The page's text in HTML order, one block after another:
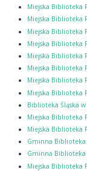
Miejska Biblioteka
Miejska Biblioteka
Miejska Biblioteka
Miejska Biblioteka
Miejska Biblioteka
Miejska Biblioteka
Miejska Biblioteka
Miejska Biblioteka
Biblioteka Śląska
Miejska Biblioteka
Miejska Biblioteka
Gminna Biblioteka
Gminna Biblioteka
Miejska Biblioteka